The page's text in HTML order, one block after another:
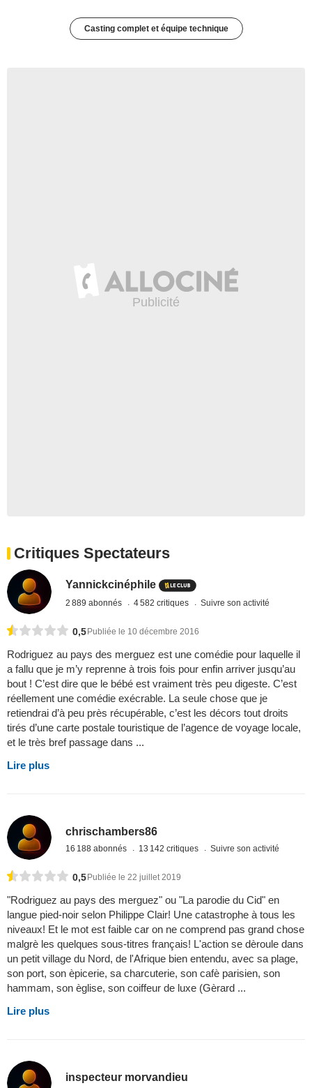
Casting complet et équipe technique
Critiques Spectateurs
Yannickcinéphile
2 889 abonnés 4 582 critiques Suivre son activité
0,5 Publiée le 10 décembre 2016
Rodriguez au pays des merguez est une comédie pour laquelle il
a fallu que je m’y reprenne à trois fois pour enfin arriver jusqu’au
bout ! C’est dire que le bébé est vraiment très peu digeste. C’est
réellement une comédie exécrable. La seule chose que je
retiendrai d’à peu près récupérable, c’est les décors tout droits
tirés d’une carte postale touristique de l’agence de voyage locale,
et le très bref passage dans ...
Lire plus
chrischambers86
16 188 abonnés 13 142 critiques Suivre son activité
0,5 Publiée le 22 juillet 2019
"Rodriguez au pays des merguez" ou "La parodie du Cid" en
langue pied-noir selon Philippe Clair! Une catastrophe à tous les
niveaux! Et le mot est faible car on ne comprend pas grand chose
malgrè les quelques sous-titres français! L'action se dèroule dans
un petit village du Nord, de l'Afrique bien entendu, avec sa plage,
son port, son èpicerie, sa charcuterie, son cafè parisien, son
hammam, son èglise, son coiffeur de luxe (Gèrard ...
Lire plus
inspecteur morvandieu